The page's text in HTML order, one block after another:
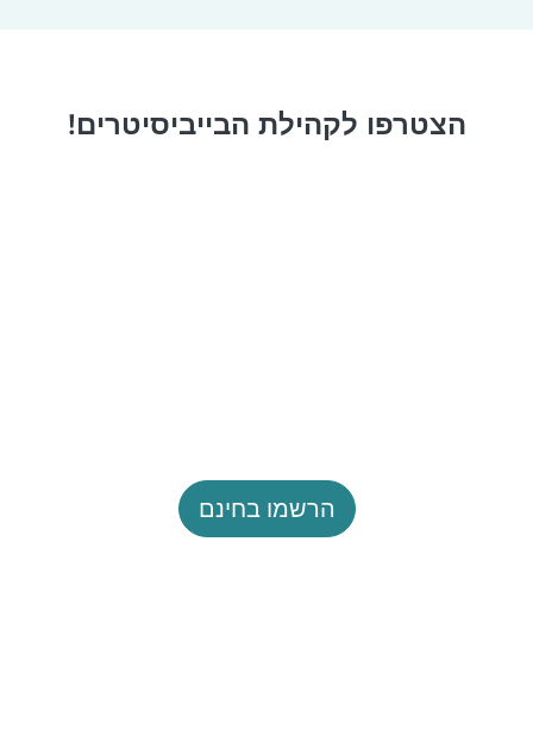
הצטרפו לקהילת הבייביסיטרים!
הרשמו בחינם